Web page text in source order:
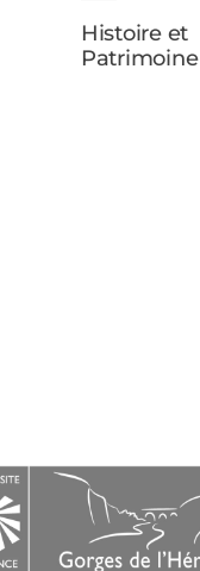
Histoire et
Patrimoine